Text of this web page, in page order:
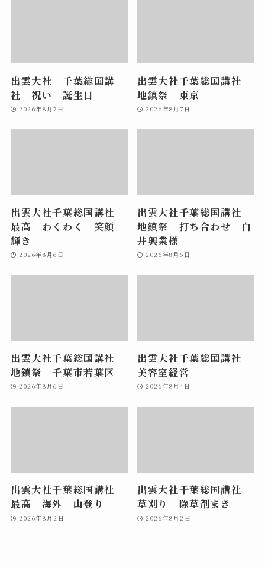
出雲大社 千葉総国講
社 祝い 誕生日
2026年8月7日
出雲大社千葉総国講社
地鎮祭 東京
2026年8月7日
出雲大社千葉総国講社
最高 わくわく 笑顔
輝き
2026年8月6日
出雲大社千葉総国講社
地鎮祭 打ち合わせ 白
井興業様
2026年8月6日
出雲大社千葉総国講社
地鎮祭 千葉市若葉区
2026年8月6日
出雲大社千葉総国講社
美容室経営
2026年8月4日
出雲大社千葉総国講社
最高 海外 山登り
2026年8月2日
出雲大社千葉総国講社
草刈り 除草剤まき
2026年8月2日